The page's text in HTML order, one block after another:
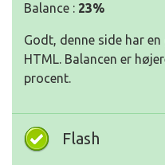
Balance : 23%
Godt, denne side har
HTML. Balancen er
procent.
Flash